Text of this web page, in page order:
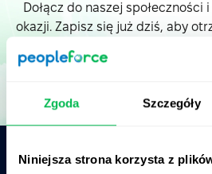
Zgoda Szczegóły
Niniejsza strona korzysta z
Dołącz do naszej społeczności
okazji. Zapisz się już dziś, aby